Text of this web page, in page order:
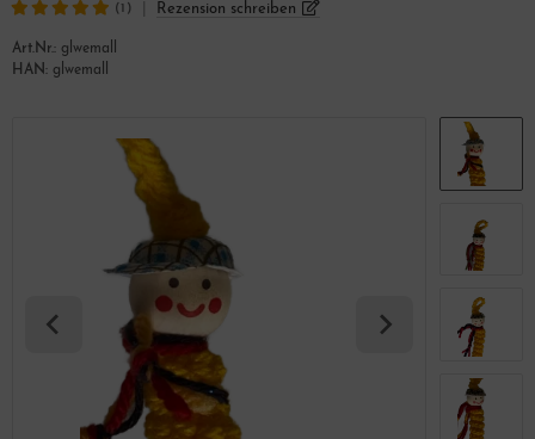
(1) Rezension schreiben
Art.Nr.: glwemall
HAN: glwemall